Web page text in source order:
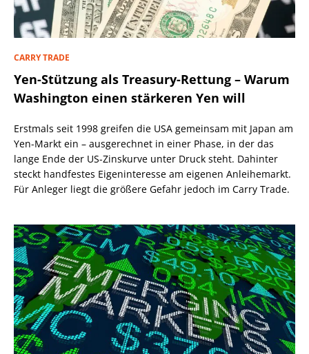
CARRY TRADE
Yen-Stützung als Treasury-Rettung – Warum
Washington einen stärkeren Yen will
Erstmals seit 1998 greifen die USA gemeinsam mit Japan am
Yen-Markt ein – ausgerechnet in einer Phase, in der das
lange Ende der US-Zinskurve unter Druck steht. Dahinter
steckt handfestes Eigeninteresse am eigenen Anleihemarkt.
Für Anleger liegt die größere Gefahr jedoch im Carry Trade.